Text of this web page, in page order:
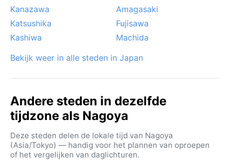
Kanazawa
Amagasaki
Katsushika
Fujisawa
Kashiwa
Machida
Bekijk weer in alle steden in Japan
Andere steden in dezelfde
tijdzone als Nagoya
Deze steden delen de lokale tijd van Nagoya
(Asia/Tokyo) — handig voor het plannen van oproepen
of het vergelijken van daglichturen.